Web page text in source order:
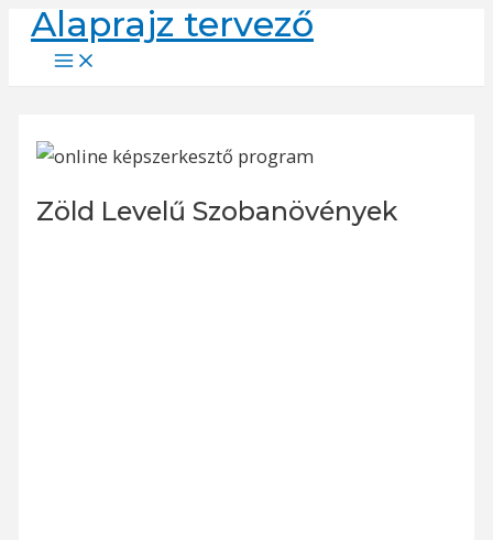
SkipAlaprajz tervező
Main
Menu
Zöld Levelű Szobanövények